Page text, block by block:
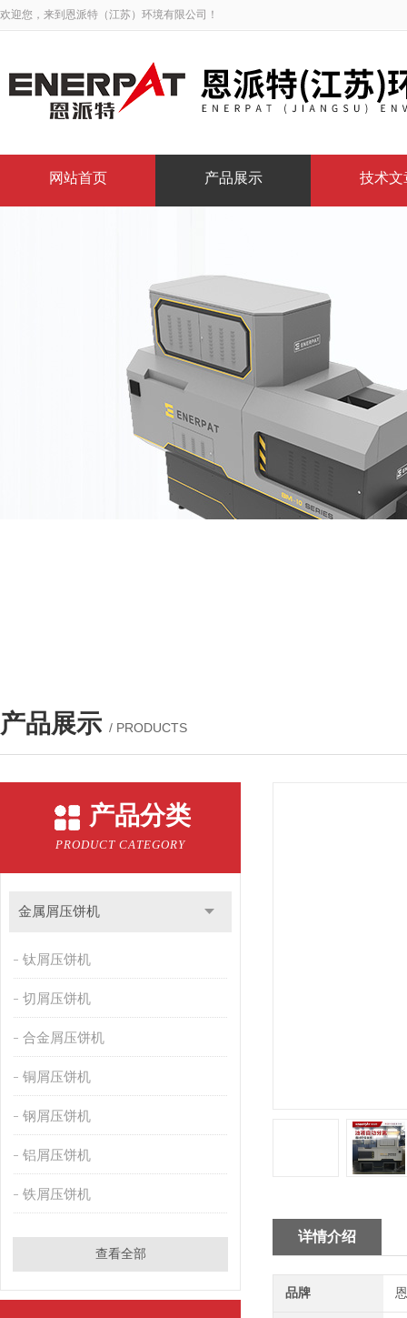
欢迎您，来到恩派特（江苏）环境有限公司！
网站首页 产品展示 技术文
产品展示 / PRODUCTS
产品分类
PRODUCT CATEGORY
金属屑压饼机
钛屑压饼机
切屑压饼机
合金屑压饼机
铜屑压饼机
钢屑压饼机
铝屑压饼机
铁屑压饼机
查看全部
详情介绍
品牌